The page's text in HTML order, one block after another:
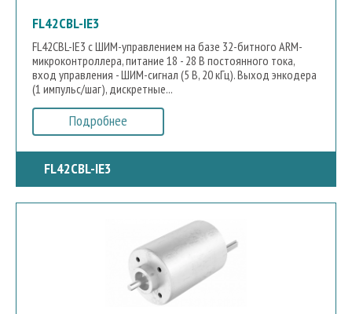
FL42CBL-IE3
FL42CBL-IE3 с ШИМ-управлением на базе 32-битного ARM-
микроконтроллера, питание 18 - 28 В постоянного тока,
вход управления - ШИМ-сигнал (5 В, 20 кГц). Выход энкодера
(1 импульс/шаг), дискретные...
Подробнее
FL42CBL-IE3